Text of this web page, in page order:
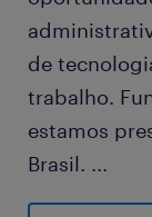
de
trabalho.
estamos
Brasil. ...
Nosso